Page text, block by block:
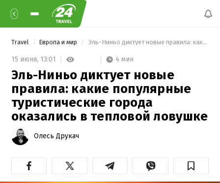
Travel Европа и мир Эль-Ниньо диктует новые правила: какие популярные туристические города оказались в тепловой ловушке
15 июня, 13:01 4 мин
Эль-Ниньо диктует новые
правила: какие популярные
туристические города
оказались в тепловой ловушке
Олесь Друкач